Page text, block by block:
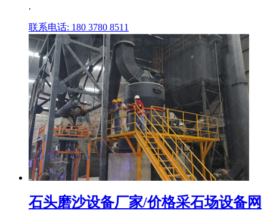
.
联系电话: 180 3780 8511
石头磨沙设备厂家/价格采石场设备网